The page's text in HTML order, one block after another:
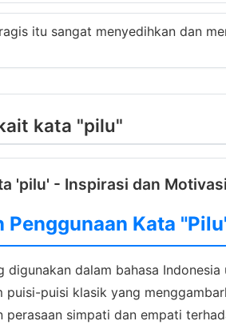
itu sangat menyedihkan dan
kata "pilu"
'pilu' - Inspirasi dan Motivasi
Penggunaan Kata
digunakan dalam bahasa
puisi-puisi klasik yang
perasaan simpati dan empati